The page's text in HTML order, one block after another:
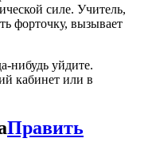
силе. Учитель,
форточку, вызывает
нибудь уйдите.
кабинет или в
Править